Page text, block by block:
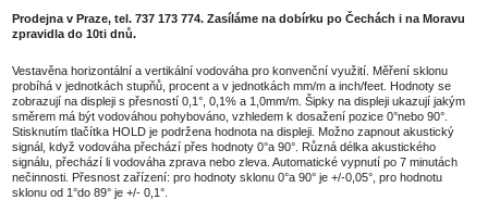
Prodejna v Praze, tel. 737 173 774. Zasíláme na dobírku po Čechách i na Moravu
zpravidla do 10ti dnů.
Vestavěna horizontální a vertikální vodováha pro konvenční využití. Měření sklonu
probíhá v jednotkách stupňů, procent a v jednotkách mm/m a inch/feet. Hodnoty se
zobrazují na displeji s přesností 0,1°, 0,1% a 1,0mm/m. Šipky na displeji ukazují jakým
směrem má být vodováhou pohybováno, vzhledem k dosažení pozice 0°nebo 90°.
Stisknutím tlačítka HOLD je podržena hodnota na displeji. Možno zapnout akustický
signál, když vodováha přechází přes hodnoty 0°a 90°. Různá délka akustického
signálu, přechází li vodováha zprava nebo zleva. Automatické vypnutí po 7 minutách
nečinnosti. Přesnost zařízení: pro hodnoty sklonu 0°a 90° je +/-0,05°, pro hodnotu
sklonu od 1°do 89° je +/- 0,1°.